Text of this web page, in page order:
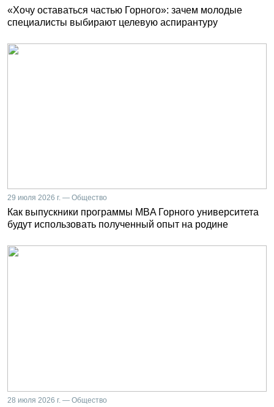
«Хочу оставаться частью Горного»: зачем молодые
специалисты выбирают целевую аспирантуру
29 июля 2026 г. — Общество
Как выпускники программы MBA Горного университета
будут использовать полученный опыт на родине
28 июля 2026 г. — Общество